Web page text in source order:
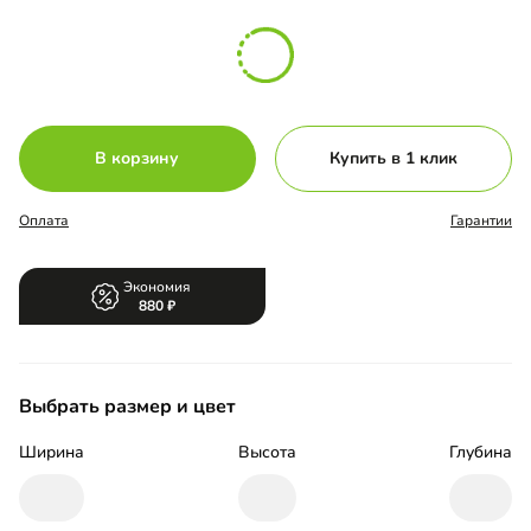
В корзину Купить в 1 клик
Оплата Гарантии
Экономия
880
Выбрать размер и цвет
Ширина Высота Глубина